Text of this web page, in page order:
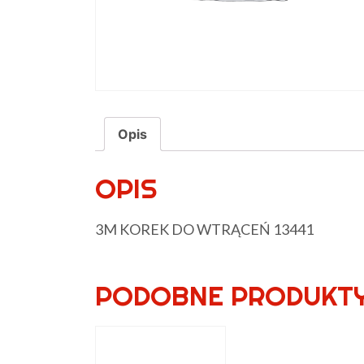
Opis
OPIS
3M KOREK DO WTRĄCEŃ 13441
PODOBNE